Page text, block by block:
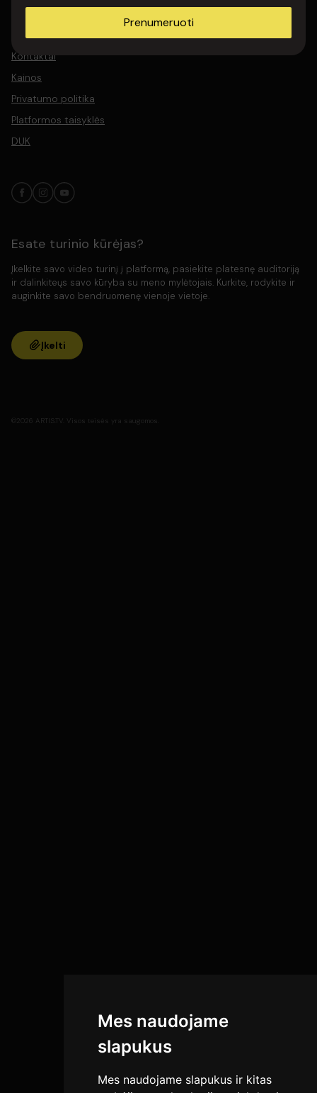
Mes naudojame
slapukus
Mes naudojame slapukus ir kitas
Sutinku gauti reklaminius pranešimus ir sutinku suprivatumo politika
Kontaktai
Kainos
Privatumo politika
Platformos taisyklės
DUK
Esate turinio kūrėjas?
Įkelkite savo video turinį į platformą, pasiekite platesnę auditoriją
ir dalinkiteųs savo kūryba su meno mylėtojais. Kurkite, rodykite ir
auginkite savo bendruomenę vienoje vietoje.
Įkelti
©2026 ARTIS.TV. Visos teisės yra saugomos.
Prenumeruoti